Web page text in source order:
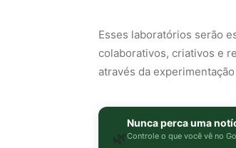
Esses laboratórios serão
colaborativos, criativos e
através da
🌿
Nunca perca uma
Controle o que você vê no